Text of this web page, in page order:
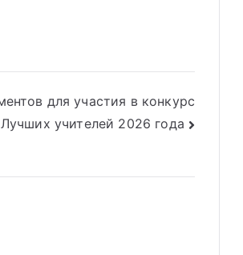
для участия в конкурс
учителей 2026 года